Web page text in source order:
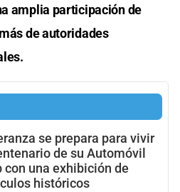
amplia participación de
de autoridades
se prepara para vivir
de su Automóvil
con una exhibición de
históricos